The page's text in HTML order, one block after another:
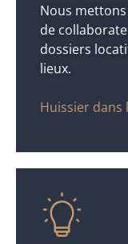
Nous
de
dossiers
lieux.
Huissier dans